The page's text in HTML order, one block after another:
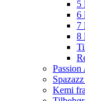
5
6
7
8
Kemi